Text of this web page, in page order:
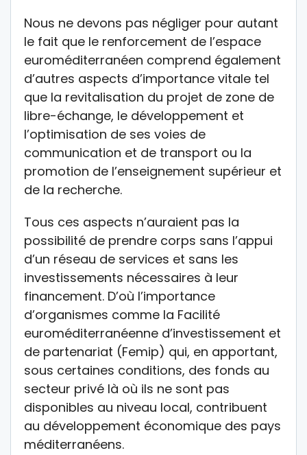
Nous ne devons pas négliger pour autant
le fait que le renforcement de l’espace
euroméditerranéen comprend également
d’autres aspects d’importance vitale tel
que la revitalisation du projet de zone de
libre-échange, le développement et
l’optimisation de ses voies de
communication et de transport ou la
promotion de l’enseignement supérieur et
de la recherche.
Tous ces aspects n’auraient pas la
possibilité de prendre corps sans l’appui
d’un réseau de services et sans les
investissements nécessaires à leur
financement. D’où l’importance
d’organismes comme la Facilité
euroméditerranéenne d’investissement et
de partenariat (Femip) qui, en apportant,
sous certaines conditions, des fonds au
secteur privé là où ils ne sont pas
disponibles au niveau local, contribuent
au développement économique des pays
méditerranéens.